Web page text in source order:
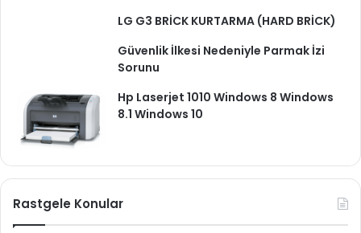
LG G3 BRİCK KURTARMA (HARD BRİCK)
Güvenlik İlkesi Nedeniyle Parmak İzi
Sorunu
Hp Laserjet 1010 Windows 8 Windows
8.1 Windows 10
Rastgele Konular